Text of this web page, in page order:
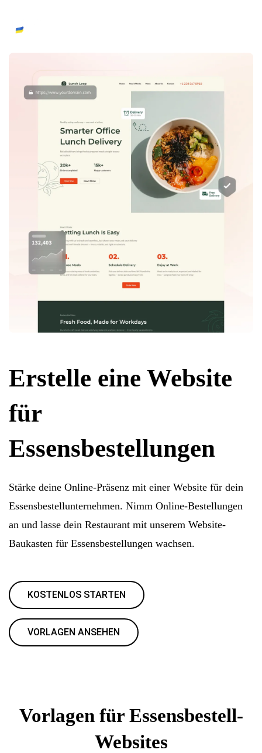
Erstelle eine Website
für
Essensbestellungen
Stärke deine Online-Präsenz mit einer Website für dein
Essensbestellunternehmen. Nimm Online-Bestellungen
an und lasse dein Restaurant mit unserem Website-
Baukasten für Essensbestellungen wachsen.
KOSTENLOS STARTEN
VORLAGEN ANSEHEN
Vorlagen für Essensbestell-
Websites